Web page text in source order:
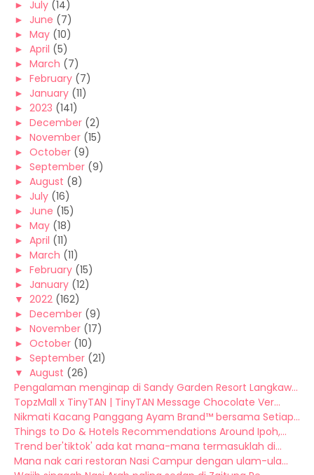
► July (14)
► June (7)
► May (10)
► April (5)
► March (7)
► February (7)
► January (11)
► 2023 (141)
► December (2)
► November (15)
► October (9)
► September (9)
► August (8)
► July (16)
► June (15)
► May (18)
► April (11)
► March (11)
► February (15)
► January (12)
▼ 2022 (162)
► December (9)
► November (17)
► October (10)
► September (21)
▼ August (26)
Pengalaman menginap di Sandy Garden Resort Langkaw...
TopzMall x TinyTAN | TinyTAN Message Chocolate Ver...
Nikmati Kacang Panggang Ayam Brand™ bersama Setiap...
Things to Do & Hotels Recommendations Around Ipoh,...
Trend ber'tiktok' ada kat mana-mana termasuklah di...
Mana nak cari restoran Nasi Campur dengan ulam-ula...